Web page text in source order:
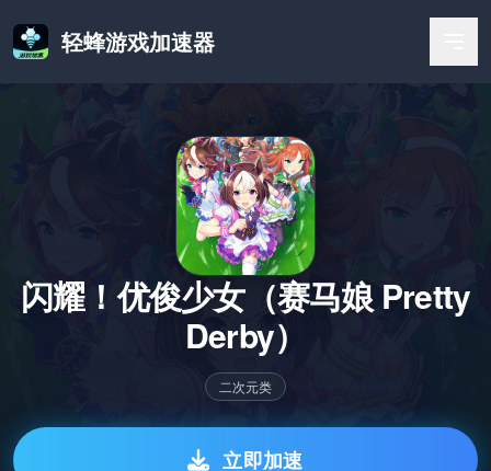
轻蜂游戏加速器
闪耀！优俊少女（赛马娘 Pretty
Derby）
二次元类
立即加速